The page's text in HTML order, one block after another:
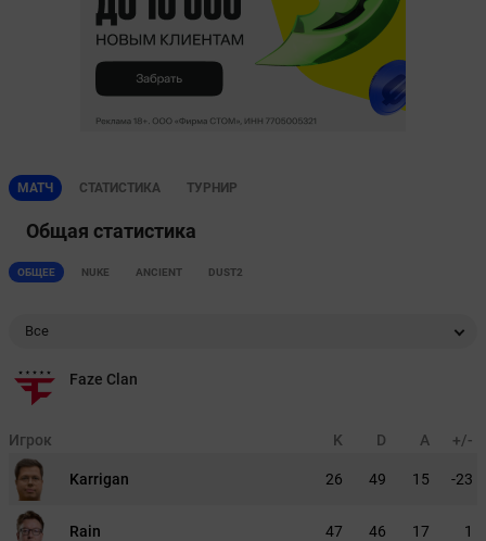
МАТЧ СТАТИСТИКА ТУРНИР
Общая статистика
ОБЩЕЕ NUKE ANCIENT DUST2
Все
Faze Clan
Игрок K D A +/-
Karrigan 26 49 15 -23
Rain 47 46 17 1